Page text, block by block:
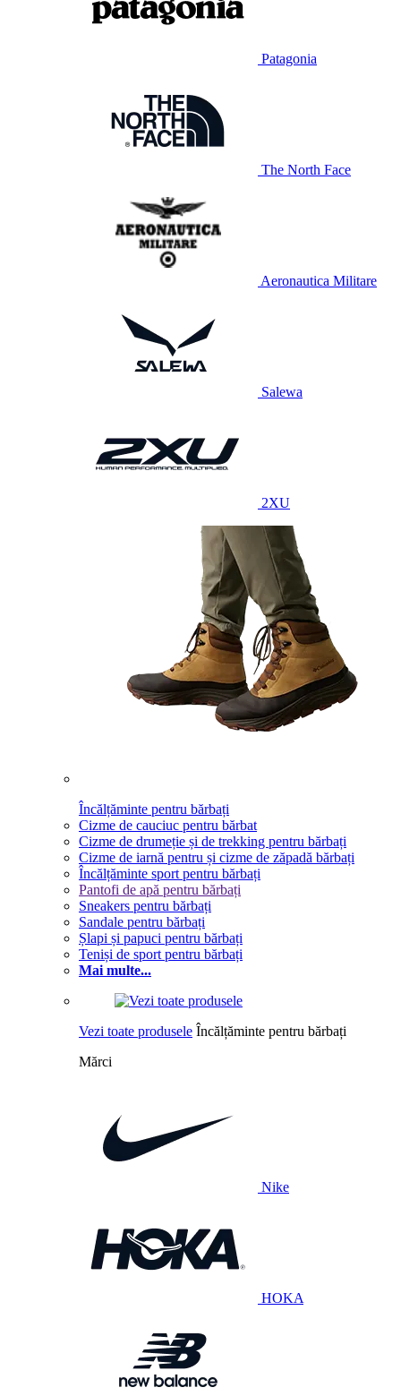
Patagonia
The North Face
Aeronautica Militare
Salewa
2XU
Încălțăminte pentru bărbați
Cizme de cauciuc pentru bărbat
Cizme de drumeție și de trekking pentru bărbați
Cizme de iarnă pentru și cizme de zăpadă bărbați
Încălțăminte sport pentru bărbați
Pantofi de apă pentru bărbați
Sneakers pentru bărbați
Sandale pentru bărbați
Șlapi și papuci pentru bărbați
Teniși de sport pentru bărbați
Mai multe...
Vezi toate produsele Încălțăminte pentru bărbați
Mărci
Nike
HOKA